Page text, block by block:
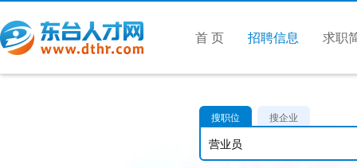
首 页 招聘信息 求职
搜职位 搜企业